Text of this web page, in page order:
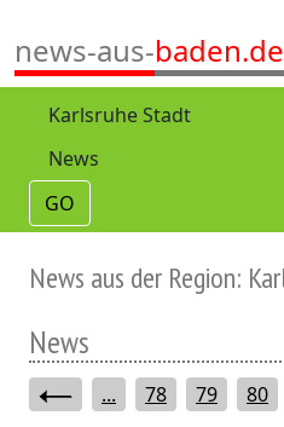
news-aus-baden.de
GO
News aus der Region:
News
... 78 79 80